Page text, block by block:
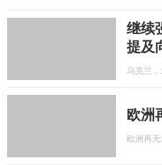
继续
提及
乌克兰
欧洲
欧洲再